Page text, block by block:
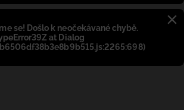
se! Došlo k neočekávané chybě.
at Dialog